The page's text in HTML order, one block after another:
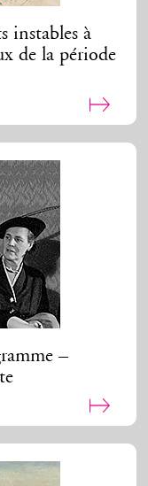
instables à
de la période
–